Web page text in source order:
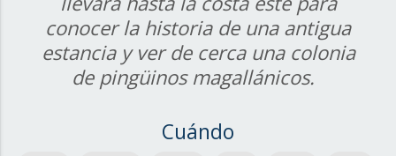
conocer la historia de una antigua
estancia y ver de cerca una colonia
de pingüinos magallánicos.
Cuándo